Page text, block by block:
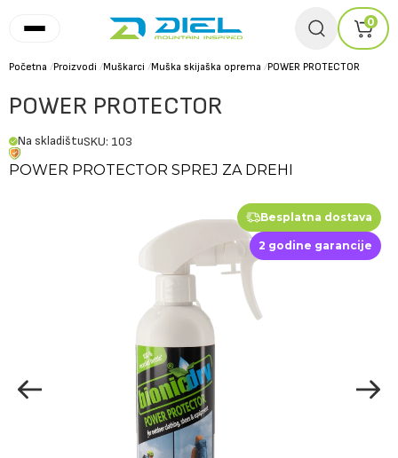
0
Početna /Proizvodi /Muškarci /Muška skijaška oprema /POWER PROTECTOR
POWER PROTECTOR
Na skladištuSKU: 103
POWER PROTECTOR SPREJ ZA DREHI
Besplatna dostava
2 godine garancije